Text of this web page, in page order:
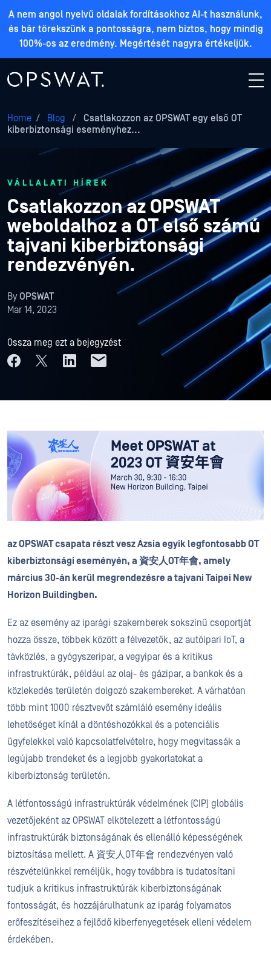
A nem angol nyelvű oldalak fordításokhoz AI-t használunk,
és bár törekszünk a pontosságra, nem biztos, hogy mindig
100%-os az eredmény. Megértését nagyra értékeljük.
Home / Blog /
Csatlakozzon az OPSWAT egy első OT
kiberbiztonsági eseményhez...
VÁLLALATI HÍREK
Csatlakozzon az OPSWAT
weboldalhoz a OT első számú
tajvani kiberbiztonsági
rendezvényén.
ByOPSWAT
Mar 14, 2023
Ossza meg ezt a bejegyzést
az OPSWAT csapata részt vesz Ázsia egyik legfontosabb OT
kiberbiztonsági eseményén, a 資安人OT年會, amely
március 30-án kerül megrendezésre a tajvani Taipei New
Horizon Buildingben.
Ez az esemény az iparági szakemberek sokszínű csoportját
hozza össze, többek között a félvezetők, az autóipari IoT, a
távközlés, a gyógyszeripar, a vegyipar és a kritikus
infrastruktúrák, például az olaj- és gázipar, a bankok és a
közlekedés területén dolgozó szakembereket. A várhatóan
több mint 1000 résztvevőt számláló esemény ideális
lehetőséget kínál a döntéshozókkal és a potenciális
ügyfelekkel való kapcsolatfelvételre, hogy megvitassák a
legújabb trendeket és a legjobb gyakorlatokat a
kiberbiztonság területén.
A létfontosságú infrastruktúrák védelmének (CIP) globális
vezetőjeként az OPSWAT elkötelezett a létfontosságú
infrastruktúrák biztonságának és ellenálló képességének
biztosítása mellett. A 資安人OT年會 rendezvényen való
részvételünkkel reméljük, hogy továbbra is tudatosítani
tudjuk a kritikus infrastruktúrák kiberbiztonságának
fontosságát, és hozzájárulhatunk az iparág folyamatos
erőfeszítéseihez a fejlődő kiberfenyegetések elleni védelem
érdekében.